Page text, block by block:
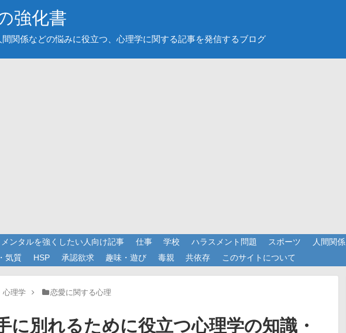
強化書
関係などの悩みに役立つ、心理学に関する記事を発信するブログ
メンタルを強くしたい人向け記事 仕事 学校 ハラスメント問題 スポーツ 人間関係
気質 HSP 承認欲求 趣味・遊び 毒親 共依存 このサイトについて
心理学 恋愛に関する心理
に別れるために役立つ心理学の知識・